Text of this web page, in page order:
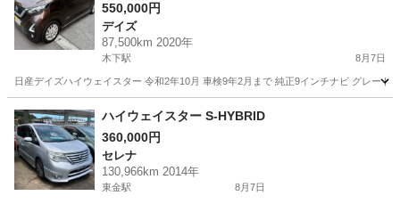
550,000円
デイズ
87,500km 2020年
木下駅 8月7日
日産デイズハイウェイスター 令和2年10月 車検9年2月まで 純正9インチナビ グレー
千葉 印西市 木下駅 デイズ
ハイウェイスター S-HYBRID
360,000円
セレナ
130,966km 2014年
東金駅 8月7日